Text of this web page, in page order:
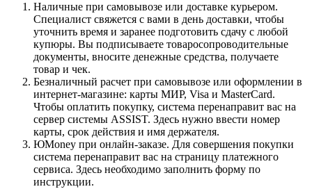
Наличные при самовывозе или доставке курьером.
Специалист свяжется с вами в день доставки, чтобы
уточнить время и заранее подготовить сдачу с любой
купюры. Вы подписываете товаросопроводительные
документы, вносите денежные средства, получаете
товар и чек.
Безналичный расчет при самовывозе или оформлении в
интернет-магазине: карты МИР, Visa и MasterCard.
Чтобы оплатить покупку, система перенаправит вас на
сервер системы ASSIST. Здесь нужно ввести номер
карты, срок действия и имя держателя.
ЮMoney при онлайн-заказе. Для совершения покупки
система перенаправит вас на страницу платежного
сервиса. Здесь необходимо заполнить форму по
инструкции.